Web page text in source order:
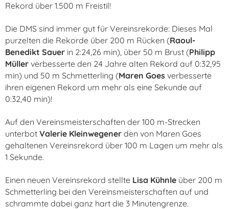
Rekord über 1.500 m Freistil!
Die DMS sind immer gut für Vereinsrekorde: Dieses Mal
purzelten die Rekorde über 200 m Rücken (Raoul-
Benedikt Sauer in 2:24,26 min), über 50 m Brust (Philipp
Müller verbesserte den 24 Jahre alten Rekord auf 0:32,95
min) und 50 m Schmetterling (Maren Goes verbesserte
ihren eigenen Rekord um mehr als eine Sekunde auf
0:32,40 min)!
Auf den Vereinsmeisterschaften der 100 m-Strecken
unterbot Valerie Kleinwegener den von Maren Goes
gehaltenen Vereinsrekord über 100 m Lagen um mehr als
1 Sekunde.
Einen neuen Vereinsrekord stellte Lisa Kühnle über 200 m
Schmetterling bei den Vereinsmeisterschaften auf und
schrammte dabei ganz hart die 3 Minutengrenze.